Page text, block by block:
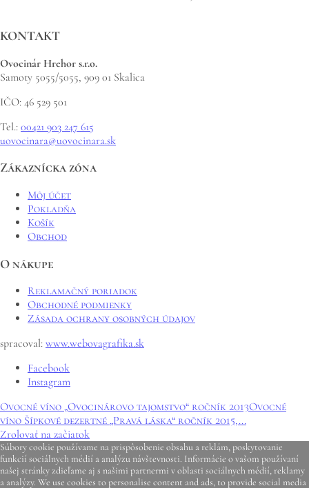
KONTAKT
Ovocinár Hrehor s.r.o.
Samoty 5055/5055, 909 01 Skalica
IČO: 46 529 501
Tel.: 00421 903 247 615
uovocinara@uovocinara.sk
Zákaznícka zóna
Môj účet
Pokladňa
Košík
Obchod
O nákupe
Reklamačný poriadok
Obchodné podmienky
Zásada ochrany osobných údajov
spracoval: www.webovagrafika.sk
Facebook
Instagram
Ovocné víno „Ovocinárovo tajomstvo“ ročník 2013Ovocné
víno Šípkové dezertné „Pravá láska“ ročník 2015,...
Zrolovať na začiatok
Súbory cookie používame na prispôsobenie obsahu a reklám, poskytovanie
funkcií sociálnych médií a analýzu návštevnosti. Informácie o vašom používaní
našej stránky zdieľame aj s našimi partnermi v oblasti sociálnych médií, reklamy
a analýzy. We use cookies to personalise content and ads, to provide social media